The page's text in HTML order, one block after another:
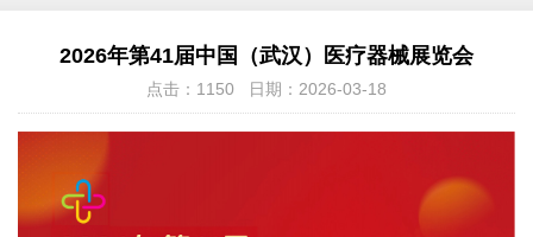
2026年第41届中国（武汉）医疗器械展览会
点击：1150 日期：2026-03-18